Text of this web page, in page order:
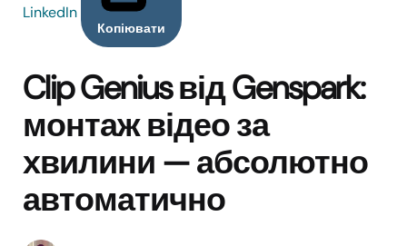
LinkedIn
Копіювати
Clip Genius від Genspark:
монтаж відео за
хвилини — абсолютно
автоматично